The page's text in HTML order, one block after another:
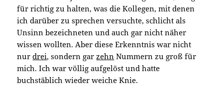
für richtig zu halten, was die Kollegen, mit denen
ich darüber zu sprechen versuchte, schlicht als
Unsinn bezeichneten und auch gar nicht näher
wissen wollten. Aber diese Erkenntnis war nicht
nurdrei, sondern garzehn Nummern zu groß für
mich. Ich war völlig aufgelöst und hatte
buchstäblich wieder weiche Knie.